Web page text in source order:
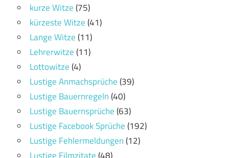
kurze Witze(75)
kürzeste Witze(41)
Lange Witze(11)
Lehrerwitze(11)
Lottowitze(4)
Lustige Anmachsprüche(39)
Lustige Bauernregeln(40)
Lustige Bauernsprüche(63)
Lustige Facebook Sprüche(192)
Lustige Fehlermeldungen(12)